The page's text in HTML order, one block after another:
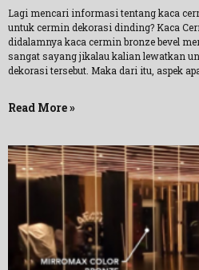
Lagi mencari informasi tentang kaca
untuk cermin dekorasi dinding? Kaca
didalamnya kaca cermin bronze bevel
sangat sayang jikalau kalian lewatkan
dekorasi tersebut. Maka dari itu, aspek
Read More »